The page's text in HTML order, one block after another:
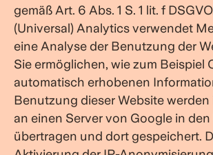
gemäß Art. 6 Abs. 1 S. 1 lit. f
(Universal) Analytics verwendet
eine Analyse der Benutzung der
Sie ermöglichen, wie zum Beispiel
automatisch erhobenen
Benutzung dieser Website werden
an einen Server von Google in den
übertragen und dort gespeichert.